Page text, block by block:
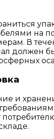
на
В
должен
и